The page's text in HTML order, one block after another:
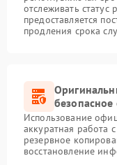
отслеживать
предоставляется
продления срока
Использование
аккуратная работа
резервное
восстановление